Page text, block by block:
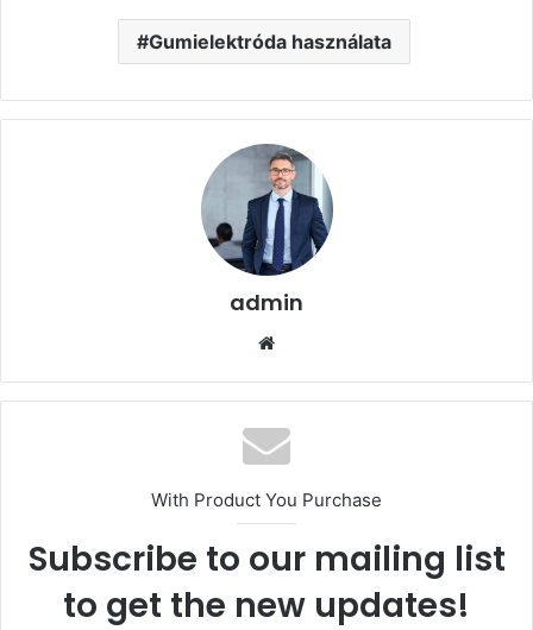
Gumielektróda használata
admin
With Product You Purchase
Subscribe to our mailing list
to get the new updates!